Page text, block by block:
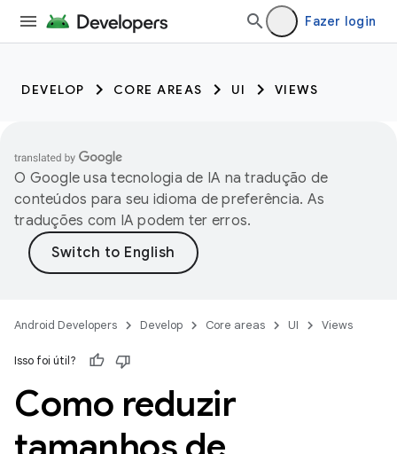
Fazer login
DEVELOP CORE AREAS UI VIEWS
O Google usa tecnologia de IA na tradução de
conteúdos para seu idioma de preferência. As
traduções com IA podem ter erros.
Android Developers Develop Core areas UI Views
Isso foi útil?
Como reduzir